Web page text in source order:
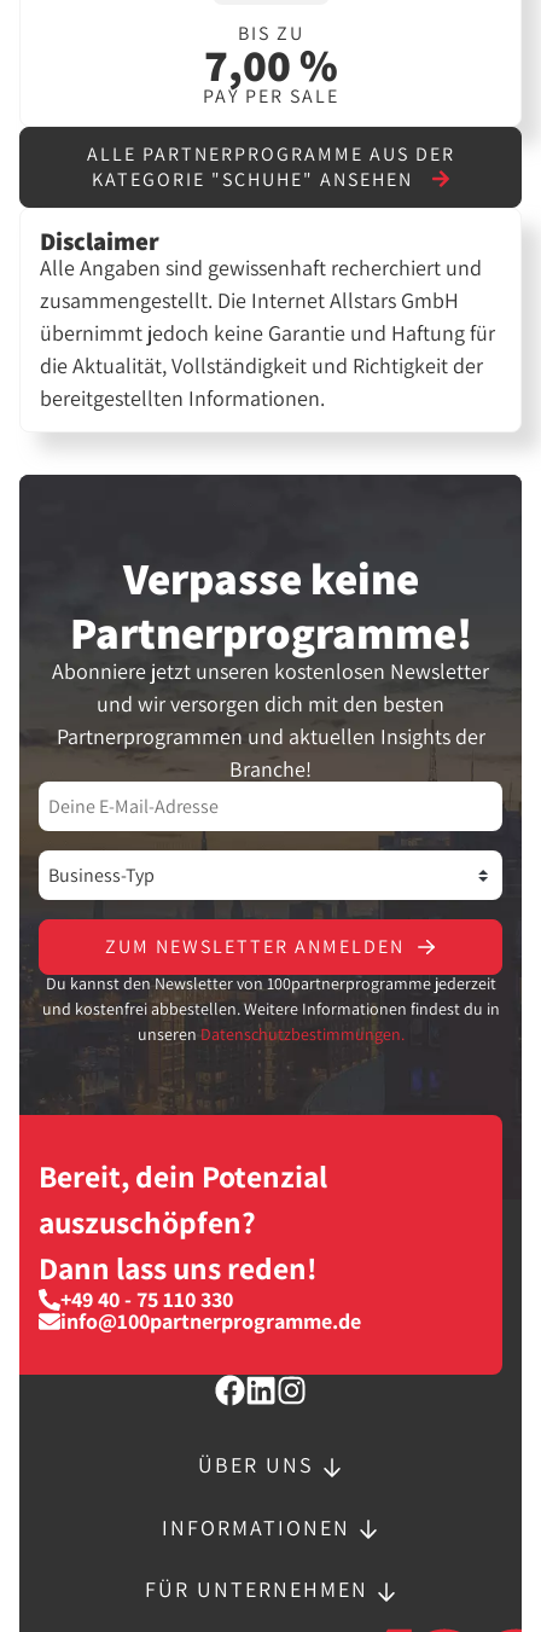
BIS ZU
7,00 %
PAY PER SALE
ALLE PARTNERPROGRAMME AUS DER
KATEGORIE "SCHUHE" ANSEHEN
Disclaimer
Alle Angaben sind gewissenhaft recherchiert und
zusammengestellt. Die Internet Allstars GmbH
übernimmt jedoch keine Garantie und Haftung für
die Aktualität, Vollständigkeit und Richtigkeit der
bereitgestellten Informationen.
Verpasse keine
Partner­programme!
Abonniere jetzt unseren kostenlosen Newsletter
und wir versorgen dich mit den besten
Partnerprogrammen und aktuellen Insights der
Branche!
ZUM NEWSLETTER ANMELDEN
Du kannst den Newsletter von 100partnerprogramme jederzeit
und kostenfrei abbestellen. Weitere Informationen findest du in
unseren Datenschutzbestimmungen.
Bereit, dein Potenzial
auszuschöpfen?
Dann lass uns reden!
+49 40 - 75 110 330
info@100partnerprogramme.de
ÜBER UNS
INFORMATIONEN
FÜR UNTERNEHMEN